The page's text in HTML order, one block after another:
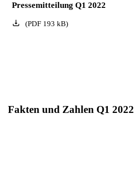
Pressemitteilung Q1 2022
(PDF193 kB)
Fakten und Zahlen Q1 2022